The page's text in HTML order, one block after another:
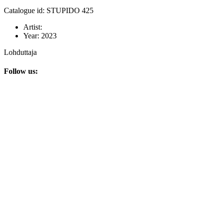
Catalogue id: STUPIDO 425
Artist:
Year: 2023
Lohduttaja
Follow us: